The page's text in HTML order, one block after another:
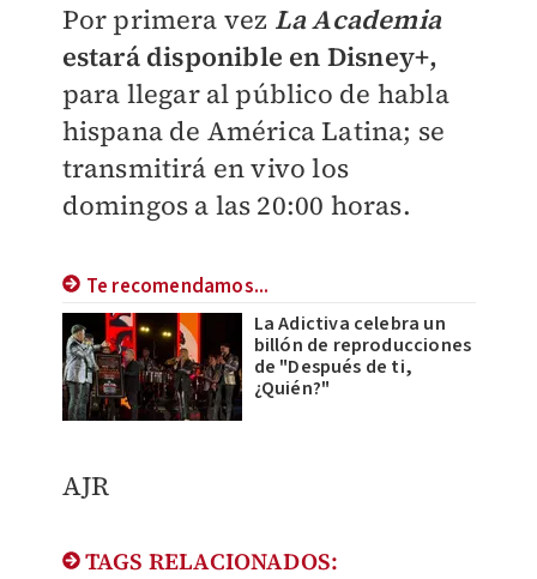
Por primera vez La Academia
estará disponible en Disney+,
para llegar al público de habla
hispana de América Latina; se
transmitirá en vivo los
domingos a las 20:00 horas.
Te recomendamos...
La Adictiva celebra un
billón de reproducciones
de "Después de ti,
¿Quién?"
AJR
TAGS RELACIONADOS: